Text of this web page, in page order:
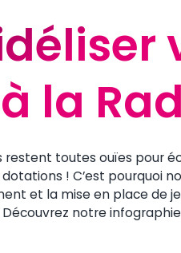
la
la
toutes ouïes pour
! C’est pourquoi
et la mise en place de
notre